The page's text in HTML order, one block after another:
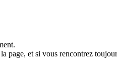
page, et si vous rencontrez